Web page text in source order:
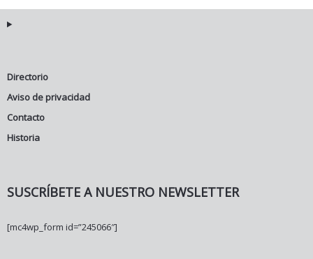
Directorio
Aviso de privacidad
Contacto
Historia
SUSCRÍBETE A NUESTRO NEWSLETTER
[mc4wp_form id=”245066″]